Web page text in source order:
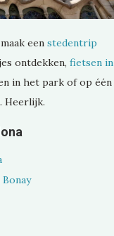
een stedentrip
ontdekken, fietsen in
in het park of op één
Heerlijk.